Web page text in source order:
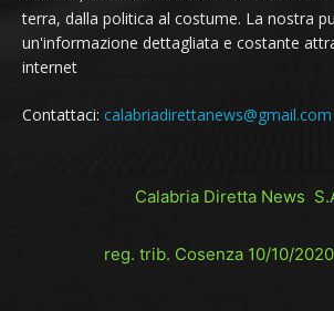
terra, dalla politica al costume. La nostra
un'informazione dettagliata e costante
internet
Contattaci: calabriadirettanews@gmail.com
Calabria Diretta News
reg. trib. Cosenza 10/10/